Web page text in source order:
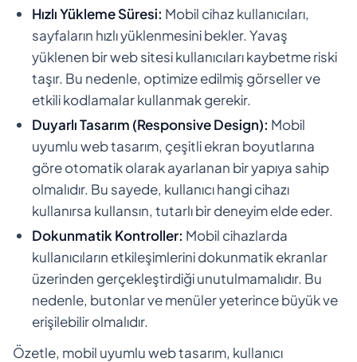
Hızlı Yükleme Süresi: Mobil cihaz kullanıcıları,
sayfaların hızlı yüklenmesini bekler. Yavaş
yüklenen bir web sitesi kullanıcıları kaybetme riski
taşır. Bu nedenle, optimize edilmiş görseller ve
etkili kodlamalar kullanmak gerekir.
Duyarlı Tasarım (Responsive Design): Mobil
uyumlu web tasarım, çeşitli ekran boyutlarına
göre otomatik olarak ayarlanan bir yapıya sahip
olmalıdır. Bu sayede, kullanıcı hangi cihazı
kullanırsa kullansın, tutarlı bir deneyim elde eder.
Dokunmatik Kontroller: Mobil cihazlarda
kullanıcıların etkileşimlerini dokunmatik ekranlar
üzerinden gerçekleştirdiği unutulmamalıdır. Bu
nedenle, butonlar ve menüler yeterince büyük ve
erişilebilir olmalıdır.
Özetle, mobil uyumlu web tasarım, kullanıcı